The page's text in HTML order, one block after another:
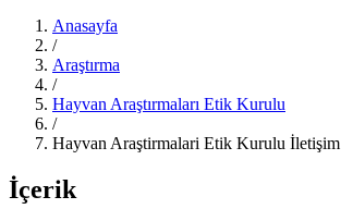
Anasayfa
/
Araştırma
/
Hayvan Araştırmaları Etik Kurulu
/
Hayvan Araştirmalari Etik Kurulu İletişim
İçerik